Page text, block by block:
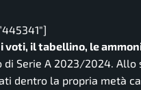
voti, il tabellino, le
di Serie A 2023/2024. Allo
dentro la propria metà